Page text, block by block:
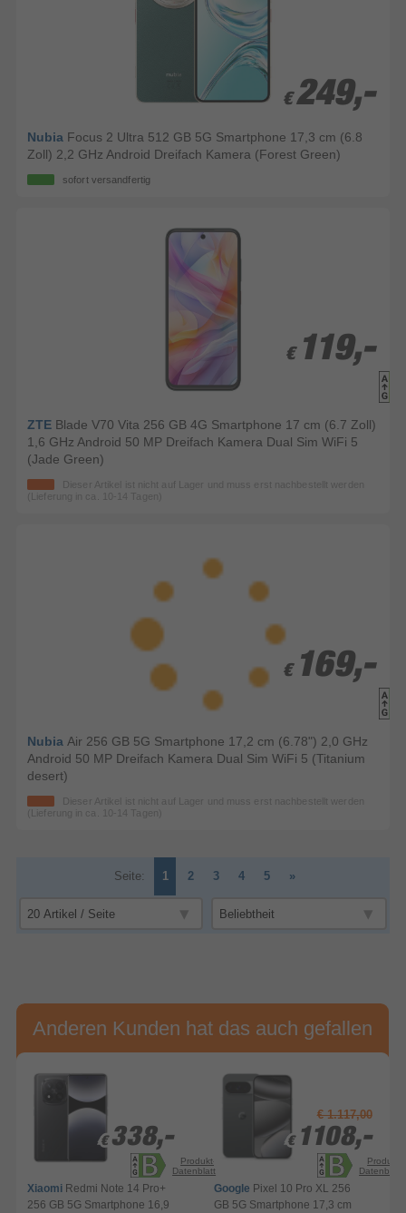
€ 249,-
€ 249,-
Nubia Focus 2 Ultra 512 GB 5G Smartphone 17,3 cm (6.8
Zoll) 2,2 GHz Android Dreifach Kamera (Forest Green)
sofort versandfertig
€ 119,-
€ 119,-
ZTE Blade V70 Vita 256 GB 4G Smartphone 17 cm (6.7 Zoll)
1,6 GHz Android 50 MP Dreifach Kamera Dual Sim WiFi 5
(Jade Green)
Dieser Artikel ist nicht auf Lager und muss erst nachbestellt werden
(Lieferung in ca. 10-14 Tagen)
€ 169,-
€ 169,-
Nubia Air 256 GB 5G Smartphone 17,2 cm (6.78") 2,0 GHz
Android 50 MP Dreifach Kamera Dual Sim WiFi 5 (Titanium
desert)
Dieser Artikel ist nicht auf Lager und muss erst nachbestellt werden
(Lieferung in ca. 10-14 Tagen)
Seite: 1 2 3 4 5 »
Anderen Kunden hat das auch gefallen
€ 338,-
€ 338,-
Produkt-
Datenblatt
Xiaomi Redmi Note 14 Pro+
256 GB 5G Smartphone 16,9
€ 1.117,00
€ 1108,-
€ 1108,-
Produkt-
Datenblatt
Google Pixel 10 Pro XL 256
GB 5G Smartphone 17,3 cm